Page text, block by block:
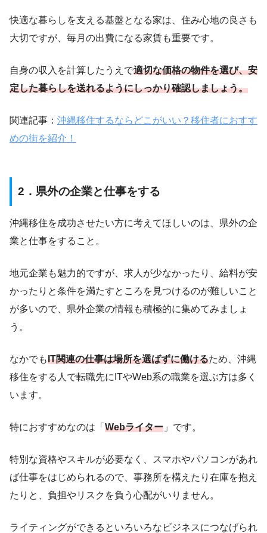
快適な暮らしを支える基盤となる家は、住み心地の良さも
大切ですが、毎月の出費になる家賃も重要です。
自身の収入を計算したうえで適切な価格の物件を選び、安
定した暮らしを送れるようにしっかり確認しましょう。
関連記事： 沖縄移住するならどこがいい？移住者におすす
めの街を紹介！
2．県外の企業と仕事をする
沖縄移住を成功させたい方に考えてほしいのは、県外の企
業と仕事をすること。
地元企業も魅力的ですが、求人が少なかったり、給料が安
かったりと条件を満たすところを見つけるのが難しいこと
が多いので、県外企業の情報も積極的に集めてみましょ
う。
なかでもIT関連の仕事は場所を選ばずに働けるため、沖縄
移住をする人で転職先にITやWeb系の職業を選ぶ方は多く
います。
特におすすめなのは「 Webライター 」です。
特別な資格やスキルが必要なく、スマホやパソコンがあれ
ば仕事をはじめられるので、事務所を構えたり在庫を抱え
たりと、負担やリスクを負う心配がいりません。
ライティングができるといろいろなビジネスにつなげられ